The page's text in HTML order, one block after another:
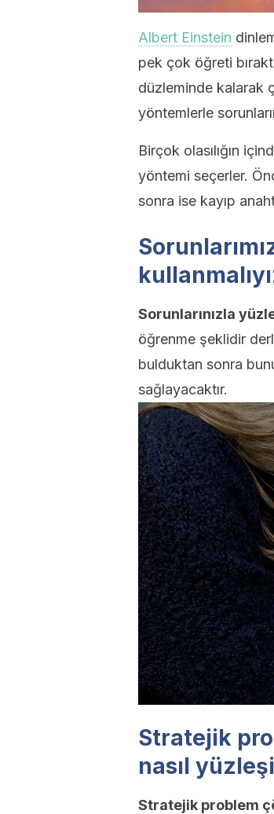
Albert Einstein
pek çok öğreti
düzleminde kalarak
yöntemlerle
Birçok olasılığın
yöntemi seçerler.
sonra ise kayıp
Sorunlarınızla
öğrenme şeklidir
bulduktan sonra
sağlayacaktır.
Stratejik
nasıl
Stratejik problem